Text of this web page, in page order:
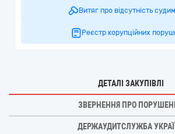
Витяг про відсутність
Реєстр корупційних
ДЕТАЛІ ЗАКУПІВЛІ
ЗВЕРНЕННЯ ПРО
ДЕРЖАУДИТСЛУЖБА